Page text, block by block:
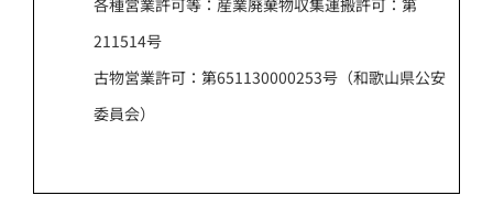
各種営業許可等：産業廃棄物収集運搬許可：第
211514号
古物営業許可：第651130000253号（和歌山県公安
委員会）